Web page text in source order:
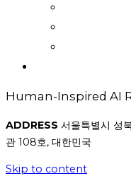
Human-Inspired AI
ADDRESS 서울특별시 성
관 108호, 대한민국
Skip to content